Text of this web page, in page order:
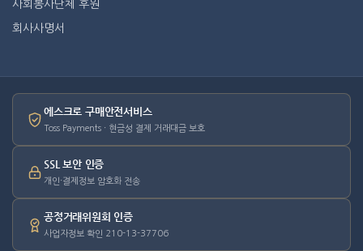
사회봉사단체 후원
회사사명서
에스크로 구매안전서비스
Toss Payments · 현금성 결제 거래대금 보호
SSL 보안 인증
개인·결제정보 암호화 전송
공정거래위원회 인증
사업자정보 확인 210-13-37706